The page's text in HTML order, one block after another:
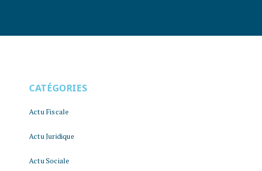
CATÉGORIES
Actu Fiscale
Actu Juridique
Actu Sociale